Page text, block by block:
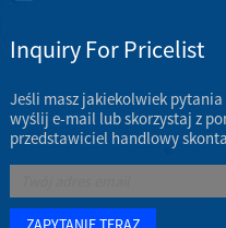
Inquiry For Pricelist
Jeśli masz jakiekolwiek
wyślij e-mail lub skorzystaj z
przedstawiciel handlowy